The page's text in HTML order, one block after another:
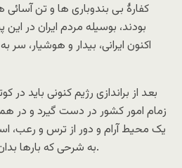
کفارۀ بی بندوباری ها و تن
بودند، بوسیله مردم ایران در
اکنون ایرانی، بیدار و هوشیار، سر
بعد از براندازی رژیم کنونی باید
زمام امور کشور در دست گیرد و در
یک محیط آرام و دور از ترس و رعب،
به شرحی که بارها بدان اشاره کرده ام، تدوین کنند.